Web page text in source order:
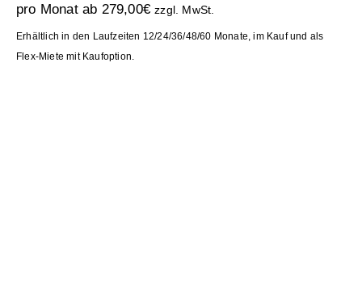
pro Monat ab 279,00€ zzgl. MwSt.
Erhältlich in den Laufzeiten 12/24/36/48/60 Monate, im Kauf und als
Flex-Miete mit Kaufoption.